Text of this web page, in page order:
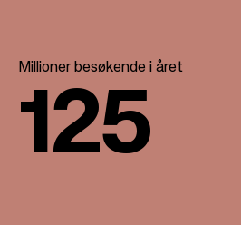
Millioner besøkende i året
125